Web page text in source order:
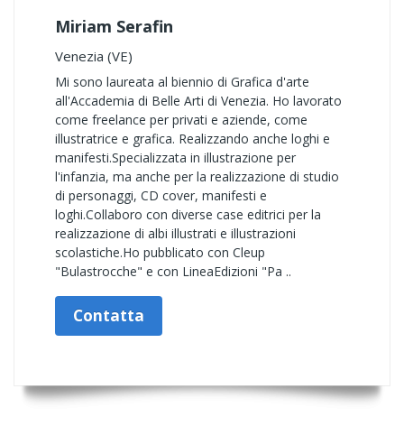
Miriam Serafin
Venezia (VE)
Mi sono laureata al biennio di Grafica d'arte
all'Accademia di Belle Arti di Venezia. Ho lavorato
come freelance per privati e aziende, come
illustratrice e grafica. Realizzando anche loghi e
manifesti.Specializzata in illustrazione per
l'infanzia, ma anche per la realizzazione di studio
di personaggi, CD cover, manifesti e
loghi.Collaboro con diverse case editrici per la
realizzazione di albi illustrati e illustrazioni
scolastiche.Ho pubblicato con Cleup
"Bulastrocche" e con LineaEdizioni "Pa ..
Contatta